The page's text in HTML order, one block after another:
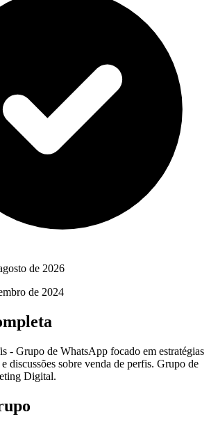
de 2026
de 2024
- Grupo de WhatsApp focado em estratégias
discussões sobre venda de perfis. Grupo de
Digital.